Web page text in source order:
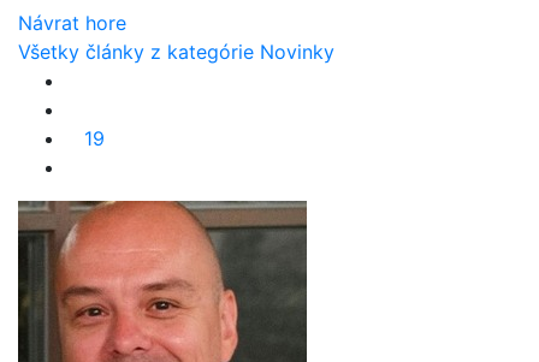
Návrat hore
Všetky články z kategórie Novinky
19